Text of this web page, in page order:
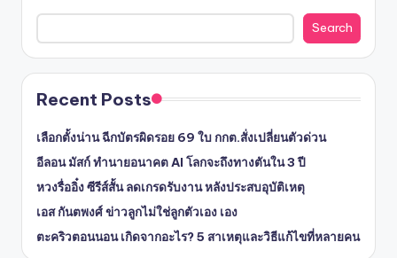
Search
Recent Posts
เลือกตั้งน่าน ฉีกบัตรผิดรอย 69 ใบ กกต.สั่งเปลี่ยนตัวด่วน
อีลอน มัสก์ ทำนายอนาคต AI โลกจะถึงทางตันใน 3 ปี
หวงรื่ออิ๋ง ซีรีส์สั้น ลดเกรดรับงาน หลังประสบอุบัติเหตุ
เอส กันตพงศ์ ข่าวลูกไม่ใช่ลูกตัวเอง เอง
ตะคริวตอนนอน เกิดจากอะไร? 5 สาเหตุและวิธีแก้ไขที่หลายคน